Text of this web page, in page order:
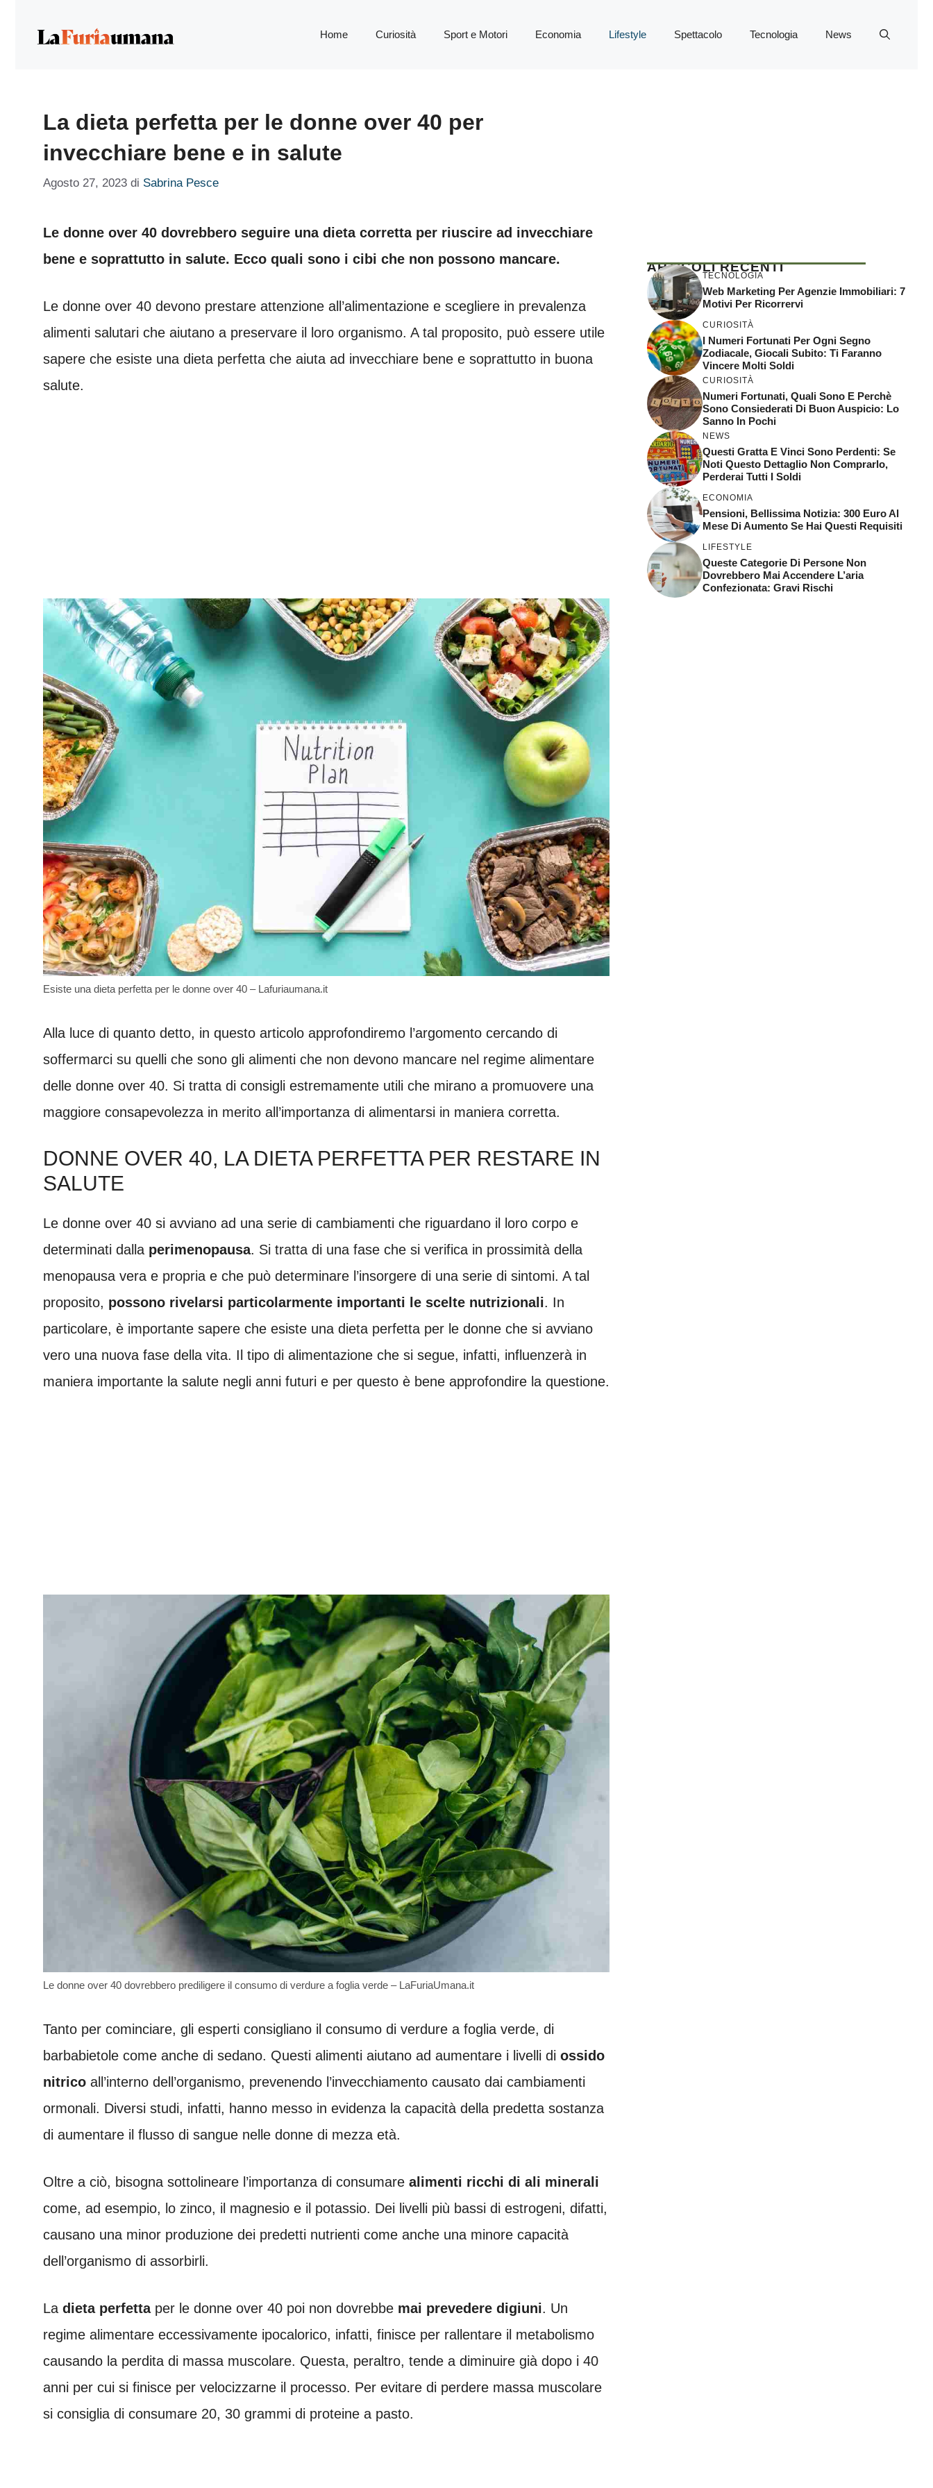
Home Curiosità Sport e Motori Economia Lifestyle Spettacolo Tecnologia News
La dieta perfetta per le donne over 40 per
invecchiare bene e in salute
Agosto 27, 2023 di Sabrina Pesce
Le donne over 40 dovrebbero seguire una dieta corretta per riuscire ad invecchiare
bene e soprattutto in salute. Ecco quali sono i cibi che non possono mancare.
Le donne over 40 devono prestare attenzione all’alimentazione e scegliere in prevalenza
alimenti salutari che aiutano a preservare il loro organismo. A tal proposito, può essere utile
sapere che esiste una dieta perfetta che aiuta ad invecchiare bene e soprattutto in buona
salute.
Esiste una dieta perfetta per le donne over 40 – Lafuriaumana.it
Alla luce di quanto detto, in questo articolo approfondiremo l’argomento cercando di
soffermarci su quelli che sono gli alimenti che non devono mancare nel regime alimentare
delle donne over 40. Si tratta di consigli estremamente utili che mirano a promuovere una
maggiore consapevolezza in merito all’importanza di alimentarsi in maniera corretta.
DONNE OVER 40, LA DIETA PERFETTA PER RESTARE IN
SALUTE
Le donne over 40 si avviano ad una serie di cambiamenti che riguardano il loro corpo e
determinati dalla perimenopausa. Si tratta di una fase che si verifica in prossimità della
menopausa vera e propria e che può determinare l’insorgere di una serie di sintomi. A tal
proposito, possono rivelarsi particolarmente importanti le scelte nutrizionali. In
particolare, è importante sapere che esiste una dieta perfetta per le donne che si avviano
vero una nuova fase della vita. Il tipo di alimentazione che si segue, infatti, influenzerà in
maniera importante la salute negli anni futuri e per questo è bene approfondire la questione.
Le donne over 40 dovrebbero prediligere il consumo di verdure a foglia verde – LaFuriaUmana.it
Tanto per cominciare, gli esperti consigliano il consumo di verdure a foglia verde, di
barbabietole come anche di sedano. Questi alimenti aiutano ad aumentare i livelli di ossido
nitrico all’interno dell’organismo, prevenendo l’invecchiamento causato dai cambiamenti
ormonali. Diversi studi, infatti, hanno messo in evidenza la capacità della predetta sostanza
di aumentare il flusso di sangue nelle donne di mezza età.
Oltre a ciò, bisogna sottolineare l’importanza di consumare alimenti ricchi di ali minerali
come, ad esempio, lo zinco, il magnesio e il potassio. Dei livelli più bassi di estrogeni, difatti,
causano una minor produzione dei predetti nutrienti come anche una minore capacità
dell’organismo di assorbirli.
La dieta perfettaper le donne over 40 poi non dovrebbe mai prevedere digiuni. Un
regime alimentare eccessivamente ipocalorico, infatti, finisce per rallentare il metabolismo
causando la perdita di massa muscolare. Questa, peraltro, tende a diminuire già dopo i 40
anni per cui si finisce per velocizzarne il processo. Per evitare di perdere massa muscolare
si consiglia di consumare 20, 30 grammi di proteine a pasto.
ARTICOLI RECENTI
TECNOLOGIA
Web Marketing Per Agenzie Immobiliari: 7
Motivi Per Ricorrervi
CURIOSITÀ
I Numeri Fortunati Per Ogni Segno
Zodiacale, Giocali Subito: Ti Faranno
Vincere Molti Soldi
CURIOSITÀ
Numeri Fortunati, Quali Sono E Perchè
Sono Consiederati Di Buon Auspicio: Lo
Sanno In Pochi
NEWS
Questi Gratta E Vinci Sono Perdenti: Se
Noti Questo Dettaglio Non Comprarlo,
Perderai Tutti I Soldi
ECONOMIA
Pensioni, Bellissima Notizia: 300 Euro Al
Mese Di Aumento Se Hai Questi Requisiti
LIFESTYLE
Queste Categorie Di Persone Non
Dovrebbero Mai Accendere L’aria
Confezionata: Gravi Rischi